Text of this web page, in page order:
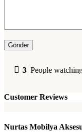
3 People
Customer Reviews
Nurtas Mobilya